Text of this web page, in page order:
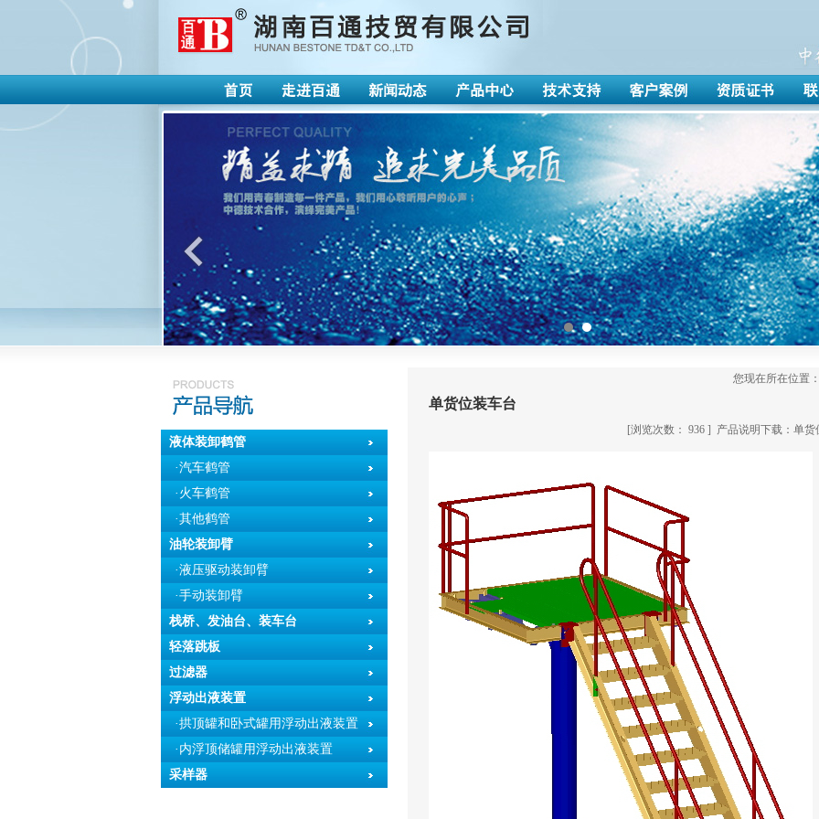
液体装卸鹤管
·汽车鹤管
·火车鹤管
·其他鹤管
油轮装卸臂
·液压驱动装卸臂
·手动装卸臂
栈桥、发油台、装车台
轻落跳板
过滤器
浮动出液装置
·拱顶罐和卧式罐用浮动出液装置
·内浮顶储罐用浮动出液装置
采样器
您现在所在位置
单货位装车台
[浏览次数： 936 ] 产品说明下载： 单货